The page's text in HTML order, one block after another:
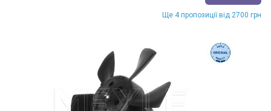
Ще 4 пропозиції від 2700 грн